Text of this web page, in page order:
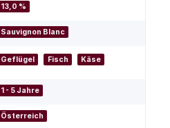
13,0 %
Sauvignon Blanc
Geflügel Fisch Käse
1 - 5 Jahre
Österreich